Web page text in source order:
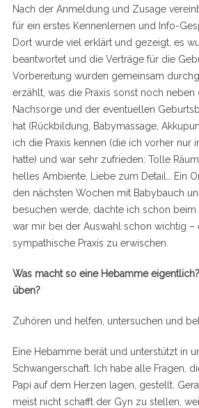
Nach der Anmeldung und Zusage
für ein erstes Kennenlernen und Info-
Dort wurde viel erklärt und gezeigt, es
beantwortet und die Verträge für die
Vorbereitung wurden gemeinsam
erzählt, was die Praxis sonst noch neben
Nachsorge und der eventuellen
hat (Rückbildung, Babymassage,
ich die Praxis kennen (die ich vorher nur
hatte) und war sehr zufrieden: Tolle
helles Ambiente, Liebe zum Detail… Ein
den nächsten Wochen mit Babybauch
besuchen werde, dachte ich schon beim
war mir bei der Auswahl schon wichtig –
sympathische Praxis zu erwischen.
Was macht so eine Hebamme
üben?
Zuhören und helfen, untersuchen und
Eine Hebamme berät und unterstützt in
Schwangerschaft. Ich habe alle Fragen,
Papi auf dem Herzen lagen, gestellt.
meist nicht schafft der Gyn zu stellen,